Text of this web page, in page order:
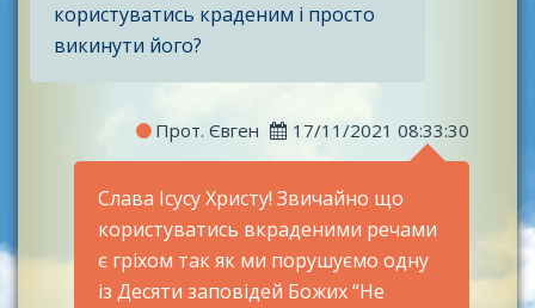
користуватись краденим і просто
викинути його?
Прот. Євген 17/11/2021 08:33:30
Слава Ісусу Христу! Звичайно що
користуватись вкраденими речами
є гріхом так як ми порушуємо одну
із Десяти заповідей Божих “Не